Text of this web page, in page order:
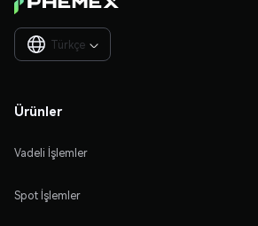
Türkçe 
Ürünler
Vadeli İşlemler
Spot İşlemler